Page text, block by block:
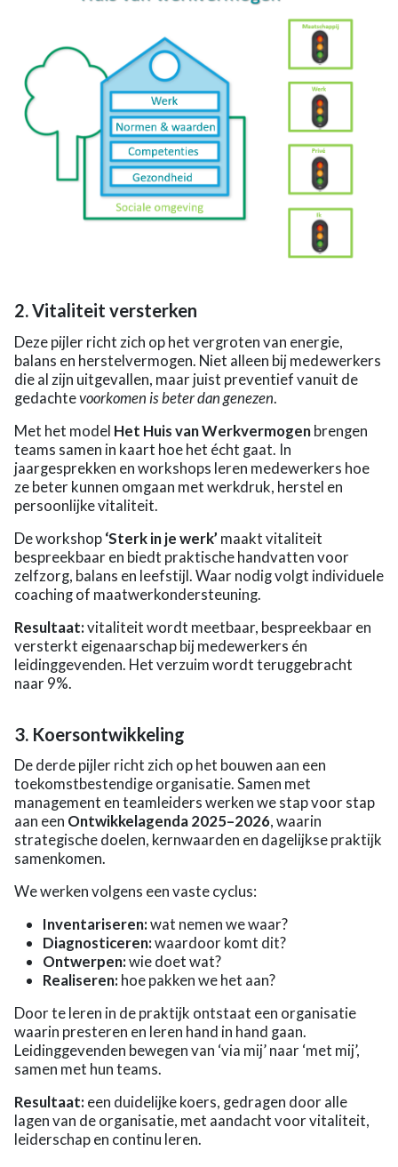
2. Vitaliteit versterken
Deze pijler richt zich op het vergroten van energie,
balans en herstelvermogen. Niet alleen bij medewerkers
die al zijn uitgevallen, maar juist preventief vanuit de
gedachtevoorkomen is beter dan genezen.
Met het model Het Huis van Werkvermogenbrengen
teams samen in kaart hoe het écht gaat. In
jaargesprekken en workshops leren medewerkers hoe
ze beter kunnen omgaan met werkdruk, herstel en
persoonlijke vitaliteit.
De workshop‘Sterk in je werk’ maakt vitaliteit
bespreekbaar en biedt praktische handvatten voor
zelfzorg, balans en leefstijl. Waar nodig volgt individuele
coaching of maatwerkondersteuning.
Resultaat:vitaliteit wordt meetbaar, bespreekbaar en
versterkt eigenaarschap bij medewerkers én
leidinggevenden. Het verzuim wordt teruggebracht
naar 9%.
3. Koersontwikkeling
De derde pijler richt zich op het bouwen aan een
toekomstbestendige organisatie. Samen met
management en teamleiders werken we stap voor stap
aan een Ontwikkelagenda 2025–2026, waarin
strategische doelen, kernwaarden en dagelijkse praktijk
samenkomen.
We werken volgens een vaste cyclus:
Inventariseren:wat nemen we waar?
Diagnosticeren:waardoor komt dit?
Ontwerpen:wie doet wat?
Realiseren: hoe pakken we het aan?
Door te leren in de praktijk ontstaat een organisatie
waarin presteren en leren hand in hand gaan.
Leidinggevenden bewegen van ‘via mij’ naar ‘met mij’,
samen met hun teams.
Resultaat: een duidelijke koers, gedragen door alle
lagen van de organisatie, met aandacht voor vitaliteit,
leiderschap en continu leren.